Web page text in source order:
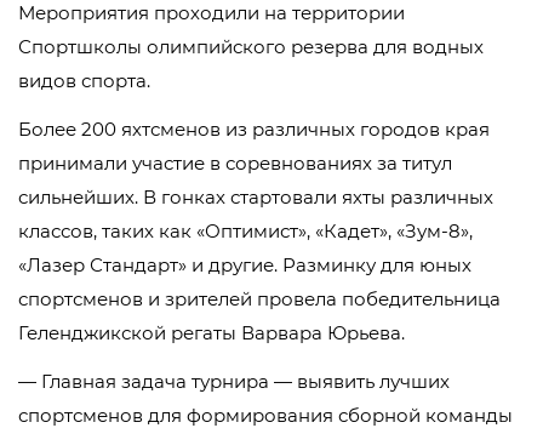
Мероприятия проходили на территории
Спортшколы олимпийского резерва для водных
видов спорта.
Более 200 яхтсменов из различных городов края
принимали участие в соревнованиях за титул
сильнейших. В гонках стартовали яхты различных
классов, таких как «Оптимист», «Кадет», «Зум-8»,
«Лазер Стандарт» и другие. Разминку для юных
спортсменов и зрителей провела победительница
Геленджикской регаты Варвара Юрьева.
— Главная задача турнира — выявить лучших
спортсменов для формирования сборной команды